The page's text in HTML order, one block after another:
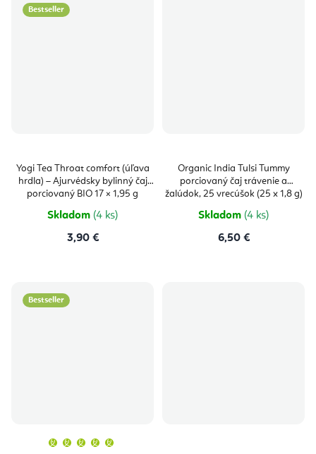
Bestseller
Yogi Tea Throat comfort (úľava
hrdla) – Ajurvédsky bylinný čaj
porciovaný BIO 17 × 1,95 g
Skladom (4 ks)
3,90 €
Organic India Tulsi Tummy
porciovaný čaj trávenie a
žalúdok, 25 vrecúšok (25 x 1,8 g)
Skladom (4 ks)
6,50 €
Bestseller